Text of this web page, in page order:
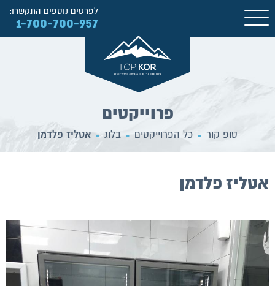
לפרטים נוספים התקשרו:
1-700-700-957
פרוייקטים
טופ קור ■ כל הפרוייקטים ■ בלוג ■ אטליז פלדמן
אטליז פלדמן